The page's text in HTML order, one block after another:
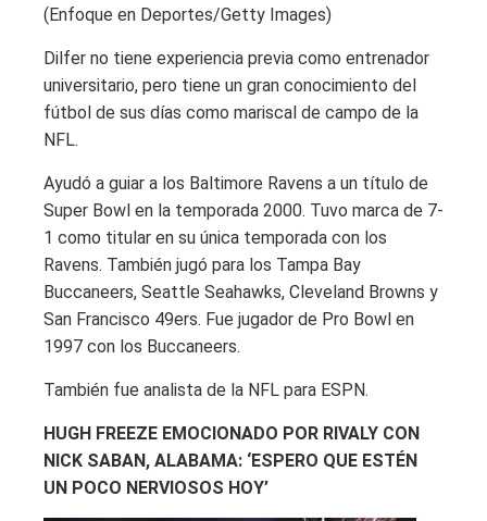
(Enfoque en Deportes/Getty Images)
Dilfer no tiene experiencia previa como entrenador
universitario, pero tiene un gran conocimiento del
fútbol de sus días como mariscal de campo de la
NFL.
Ayudó a guiar a los Baltimore Ravens a un título de
Super Bowl en la temporada 2000. Tuvo marca de 7-
1 como titular en su única temporada con los
Ravens. También jugó para los Tampa Bay
Buccaneers, Seattle Seahawks, Cleveland Browns y
San Francisco 49ers. Fue jugador de Pro Bowl en
1997 con los Buccaneers.
También fue analista de la NFL para ESPN.
HUGH FREEZE EMOCIONADO POR RIVALY CON
NICK SABAN, ALABAMA: ‘ESPERO QUE ESTÉN
UN POCO NERVIOSOS HOY’